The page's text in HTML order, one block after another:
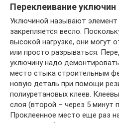
Переклеивание уключин
Уключиной называют элемент
закрепляется весло.
высокой нагрузке, они могут
или просто разрываться.
уключину надо
место стыка строительным
новую деталь при помощи
полиуретановых клеев.
слоя (второй – через 5 минут
Проклеенное место еще раз